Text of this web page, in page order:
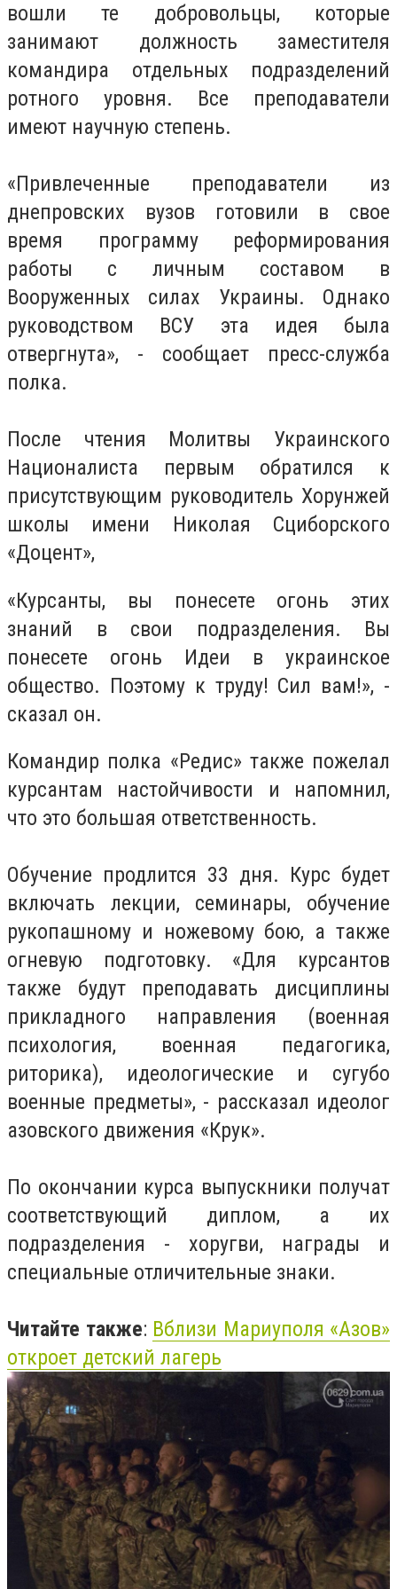
вошли те добровольцы, которые
занимают должность заместителя
командира отдельных подразделений
ротного уровня. Все преподаватели
имеют научную степень.
«Привлеченные преподаватели из
днепровских вузов готовили в свое
время программу реформирования
работы с личным составом в
Вооруженных силах Украины. Однако
руководством ВСУ эта идея была
отвергнута», - сообщает пресс-служба
полка.
После чтения Молитвы Украинского
Националиста первым обратился к
присутствующим руководитель Хорунжей
школы имени Николая Сциборского
«Доцент»,
«Курсанты, вы понесете огонь этих
знаний в свои подразделения. Вы
понесете огонь Идеи в украинское
общество. Поэтому к труду! Сил вам!», -
сказал он.
Командир полка «Редис» также пожелал
курсантам настойчивости и напомнил,
что это большая ответственность.
Обучение продлится 33 дня. Курс будет
включать лекции, семинары, обучение
рукопашному и ножевому бою, а также
огневую подготовку. «Для курсантов
также будут преподавать дисциплины
прикладного направления (военная
психология, военная педагогика,
риторика), идеологические и сугубо
военные предметы», - рассказал идеолог
азовского движения «Крук».
По окончании курса выпускники получат
соответствующий диплом, а их
подразделения - хоругви, награды и
специальные отличительные знаки.
Читайте также: Вблизи Мариуполя «Азов»
откроет детский лагерь